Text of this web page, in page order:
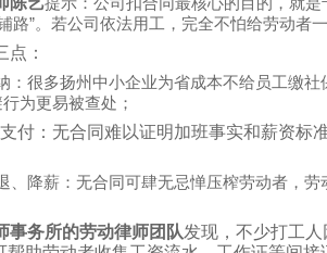
路”。若公司依法用工，完全不怕给劳动者
点：
：很多扬州中小企业为省成本不给员工缴
为更易被查处；
付：无合同难以证明加班事实和薪资标
、降薪：无合同可肆无忌惮压榨劳动者，劳
事务所的劳动律师团队发现，不少打工